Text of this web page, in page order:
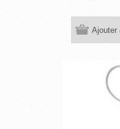
Ajouter